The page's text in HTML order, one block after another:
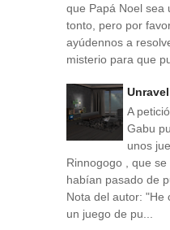
que Papá Noel sea
tonto, pero por
ayúdennos a
misterio para que
Unravel
A
Gabu
unos
Rinnogogo , que se
habían pasado de
Nota del autor: "He
un juego de pu...